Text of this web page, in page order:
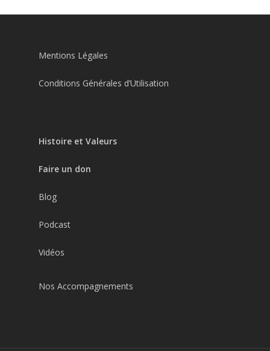
Mentions Légales
Conditions Générales d’Utilisation
Histoire et Valeurs
Faire un don
Blog
Podcast
Vidéos
Nos Accompagnements